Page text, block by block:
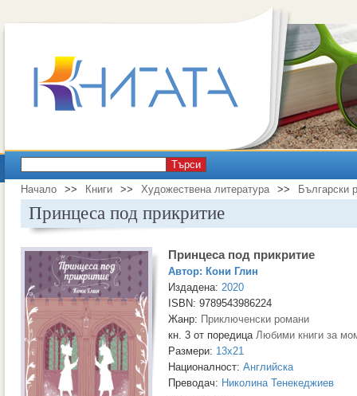
Търси
Начало >> Книги >> Художествена литература >> Български
Принцеса под прикритие
Принцеса под прикритие
Автор: Кони Глин
Издадена: 2020
ISBN: 9789543986224
Жанр: Приключенски романи
кн. 3 от поредица Любими книги за
Размери: 13x21
Националност: Английска
Преводач: Николина Тенекеджиев